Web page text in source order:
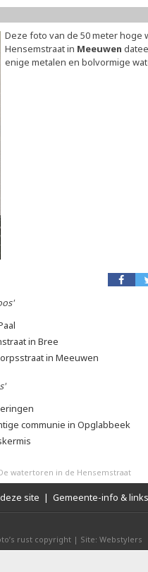
Deze foto van de 50 meter hoge
Hensemstraat in Meeuwen
enige metalen en bolvormige
in Bree
in Meeuwen
communie in Opglabbeek
watertoren in de Hensemstraat
site | Gemeente-info & links
rust copyright | Site: Webstylers